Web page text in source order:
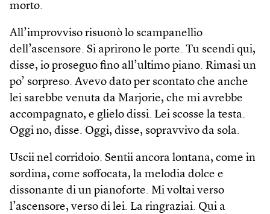
morto.
All’improvviso risuonò lo scampanellio
dell’ascensore. Si aprirono le porte. Tu scendi qui,
disse, io proseguo fino all’ultimo piano. Rimasi un
po’ sorpreso. Avevo dato per scontato che anche
lei sarebbe venuta da Marjorie, che mi avrebbe
accompagnato, e glielo dissi. Lei scosse la testa.
Oggi no, disse. Oggi, disse, sopravvivo da sola.
Uscii nel corridoio. Sentii ancora lontana, come in
sordina, come soffocata, la melodia dolce e
dissonante di un pianoforte. Mi voltai verso
l’ascensore, verso di lei. La ringraziai. Qui a